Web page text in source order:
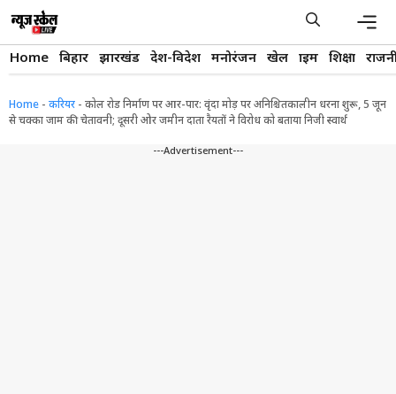
content
Home बिहार झारखंड देश-विदेश मनोरंजन खेल क्राइम शिक्षा
Home - करियर - कोल रोड निर्माण पर आर-पार: वृंदा मोड़ पर अनिश्चितकालीन धरना शुरू, 5 जून
से चक्का जाम की चेतावनी; दूसरी ओर जमीन दाता रैयतों ने विरोध को बताया निजी स्वार्थ
---Advertisement---